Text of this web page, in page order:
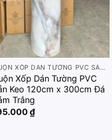
CUỘN XỐP DÁN TƯỜNG PVC SẴN KEO 120CM X 300CM
Xốp Dán Tường PVC
Keo 120cm x 300cm Đá
Trắng
₫